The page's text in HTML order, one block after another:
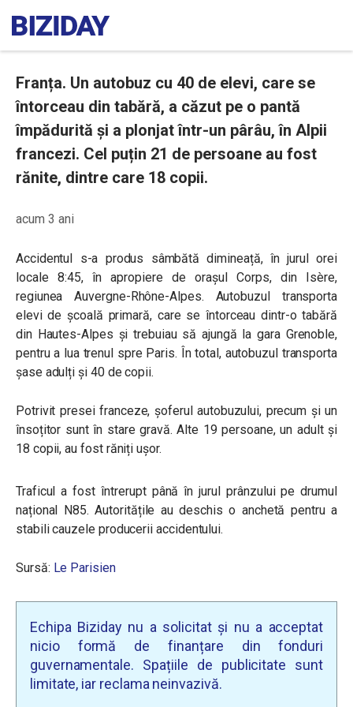
Franța. Un autobuz cu 40 de elevi, care se
întorceau din tabără, a căzut pe o pantă
împădurită și a plonjat într-un pârâu, în Alpii
francezi. Cel puțin 21 de persoane au fost
rănite, dintre care 18 copii.
acum 3 ani
Accidentul s-a produs sâmbătă dimineață, în jurul orei
locale 8:45, în apropiere de orașul Corps, din Isère,
regiunea Auvergne-Rhône-Alpes. Autobuzul transporta
elevi de școală primară, care se întorceau dintr-o tabără
din Hautes-Alpes și trebuiau să ajungă la gara Grenoble,
pentru a lua trenul spre Paris. În total, autobuzul transporta
șase adulți și 40 de copii.
Potrivit presei franceze, șoferul autobuzului, precum și un
însoțitor sunt în stare gravă. Alte 19 persoane, un adult și
18 copii, au fost răniți ușor.
Traficul a fost întrerupt până în jurul prânzului pe drumul
național N85. Autoritățile au deschis o anchetă pentru a
stabili cauzele producerii accidentului.
Sursă: Le Parisien
Echipa Biziday nu a solicitat și nu a acceptat
nicio formă de finanțare din fonduri
guvernamentale. Spațiile de publicitate sunt
limitate, iar reclama neinvazivă.